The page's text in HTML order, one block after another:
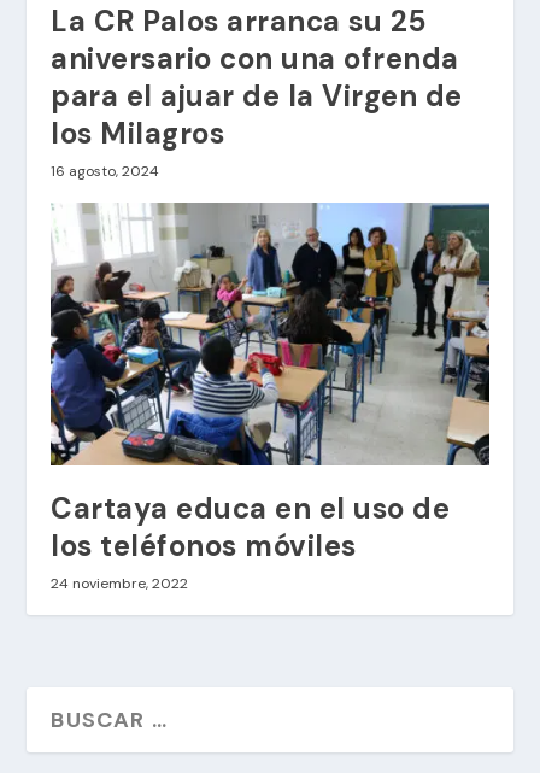
La CR Palos arranca su 25
aniversario con una ofrenda
para el ajuar de la Virgen de
los Milagros
16 agosto, 2024
Cartaya educa en el uso de
los teléfonos móviles
24 noviembre, 2022